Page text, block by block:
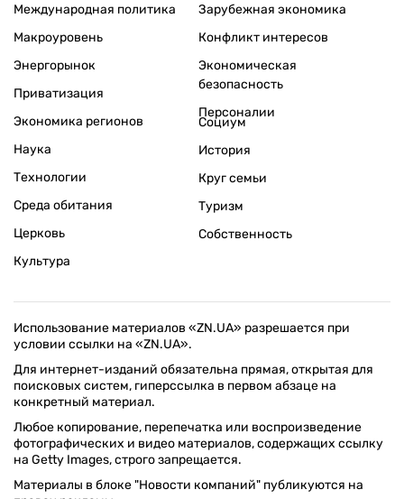
Международная политика
Макроуровень
Энергорынок
Приватизация
Экономика регионов
Зарубежная экономика
Конфликт интересов
Экономическая
безопасность
Персоналии
Наука
Технологии
Среда обитания
Церковь
Культура
Социум
История
Круг семьи
Туризм
Собственность
Использование материалов «ZN.UA» разрешается при
условии ссылки на «ZN.UA».
Для интернет-изданий обязательна прямая, открытая для
поисковых систем, гиперссылка в первом абзаце на
конкретный материал.
Любое копирование, перепечатка или воспроизведение
фотографических и видео материалов, содержащих ссылку
на Getty Images, строго запрещается.
Материалы в блоке "Новости компаний" публикуются на